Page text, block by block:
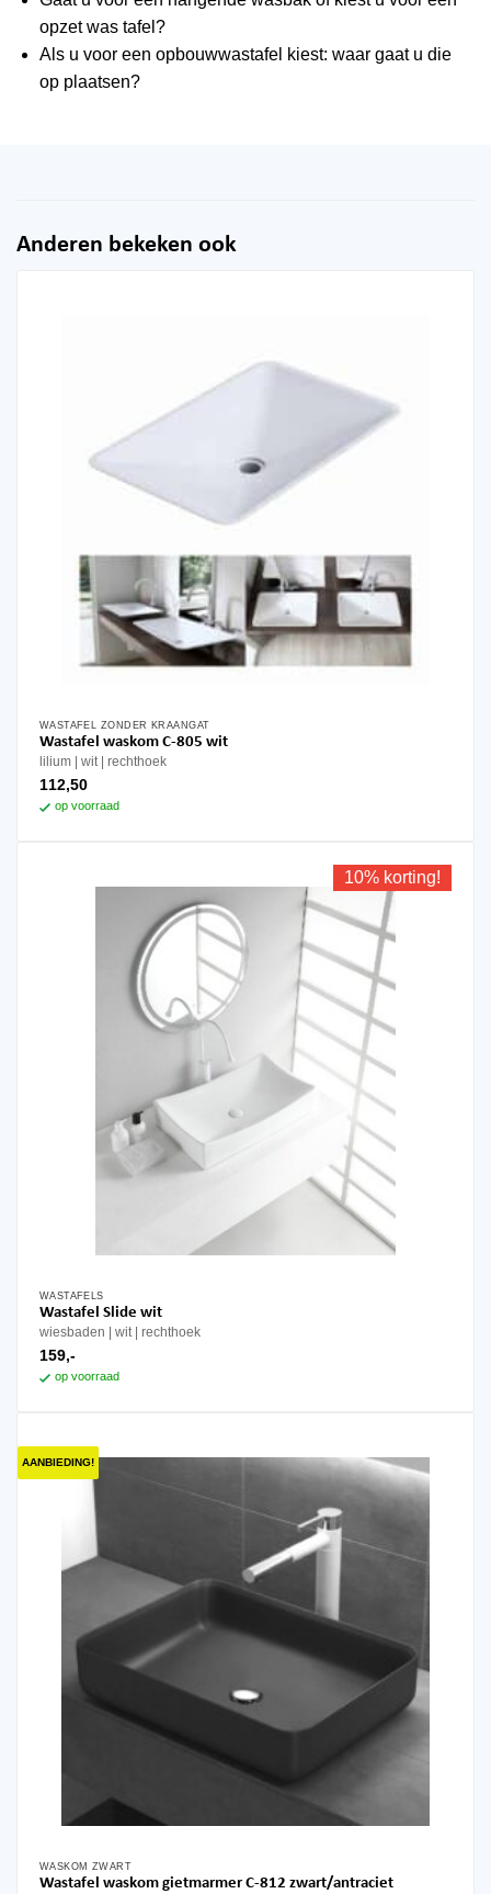
opzet was tafel?
Als u voor een opbouwwastafel kiest: waar gaat u die
op plaatsen?
Anderen bekeken ook
WASTAFEL ZONDER KRAANGAT
Wastafel waskom C-805 wit
lilium wit rechthoek
112,50
op voorraad
10% korting!
WASTAFELS
Wastafel Slide wit
wiesbaden wit rechthoek
159,-
op voorraad
AANBIEDING!
WASKOM ZWART
Wastafel waskom gietmarmer C-812 zwart/antraciet